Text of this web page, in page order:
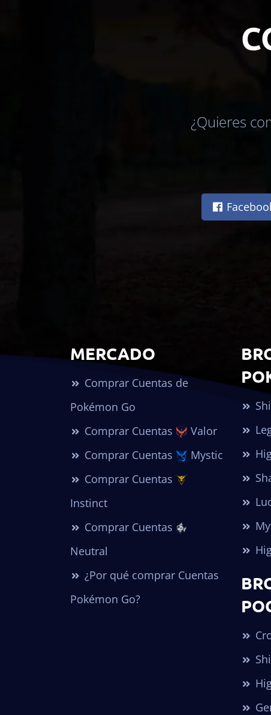
¿Quieres
MERCADO
Comprar Cuentas de
Pokémon Go
Comprar Cuentas
Valor
Comprar Cuentas
Mystic
Comprar Cuentas
Instinct
Comprar Cuentas
Neutral
¿Por qué comprar Cuentas
Pokémon Go?